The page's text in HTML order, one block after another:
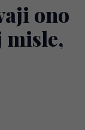
ono
misle,